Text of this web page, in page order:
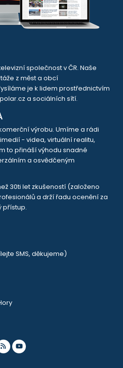
společnost v ČR. Naše
z měst a obcí
je k lidem prostřednictvím
a sociálních sítí.
výrobu. Umíme a rádi
- videa, virtuální realitu,
to přináší výhodu snadné
a osvědčeným
30ti let zkušeností (založeno
a drží řadu ocenění za
přístup.
SMS, děkujeme)